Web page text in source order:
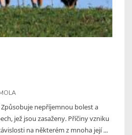
nepříjemnou bolest a
jež jsou zasaženy. Příčiny vzniku
na některém z mnoha její ...